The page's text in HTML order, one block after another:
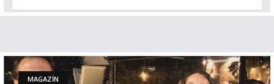
Ekranlara Dönüyor
MAGAZİN